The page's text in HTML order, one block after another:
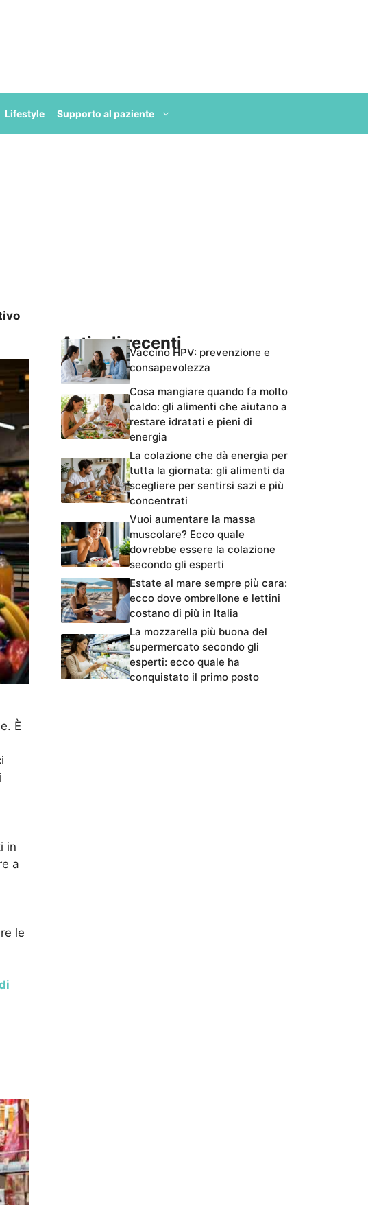
Lifestyle Supporto al paziente
È
in
a
le
Articoli recentiVaccino HPV: prevenzione e
consapevolezza
Cosa mangiare quando fa molto
caldo: gli alimenti che aiutano a
restare idratati e pieni di
energia
La colazione che dà energia per
tutta la giornata: gli alimenti da
scegliere per sentirsi sazi e più
concentrati
Vuoi aumentare la massa
muscolare? Ecco quale
dovrebbe essere la colazione
secondo gli esperti
Estate al mare sempre più cara:
ecco dove ombrellone e lettini
costano di più in Italia
La mozzarella più buona del
supermercato secondo gli
esperti: ecco quale ha
conquistato il primo posto